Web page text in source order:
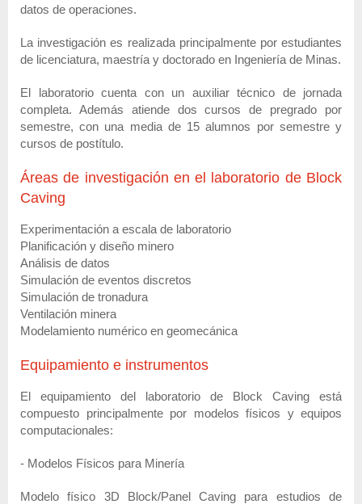
datos de operaciones.
La investigación es realizada principalmente por estudiantes
de licenciatura, maestría y doctorado en Ingeniería de Minas.
El laboratorio cuenta con un auxiliar técnico de jornada
completa. Además atiende dos cursos de pregrado por
semestre, con una media de 15 alumnos por semestre y
cursos de postítulo.
Áreas de investigación en el laboratorio de Block
Caving
Experimentación a escala de laboratorio
Planificación y diseño minero
Análisis de datos
Simulación de eventos discretos
Simulación de tronadura
Ventilación minera
Modelamiento numérico en geomecánica
Equipamiento e instrumentos
El equipamiento del laboratorio de Block Caving está
compuesto principalmente por modelos físicos y equipos
computacionales:
- Modelos Físicos para Minería
Modelo físico 3D Block/Panel Caving para estudios de